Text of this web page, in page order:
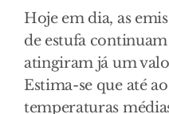
Hoje em dia, as
de estufa
atingiram já um
Estima-se que até
temperaturas